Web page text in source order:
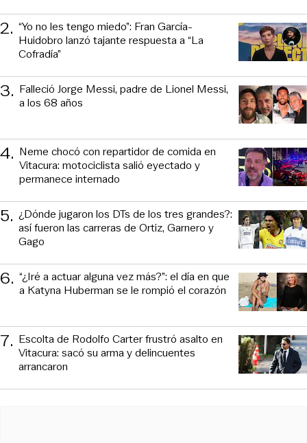
2. “Yo no les tengo miedo”: Fran García-
Huidobro lanzó tajante respuesta a “La
Cofradía”
3. Falleció Jorge Messi, padre de Lionel Messi,
a los 68 años
4. Neme chocó con repartidor de comida en
Vitacura: motociclista salió eyectado y
permanece internado
5. ¿Dónde jugaron los DTs de los tres grandes?:
así fueron las carreras de Ortiz, Garnero y
Gago
6. “¿Iré a actuar alguna vez más?”: el día en que
a Katyna Huberman se le rompió el corazón
7. Escolta de Rodolfo Carter frustró asalto en
Vitacura: sacó su arma y delincuentes
arrancaron